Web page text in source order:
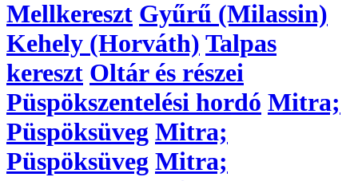
Mellkereszt Gyűrű (Milassin)
Kehely (Horváth) Talpas
kereszt Oltár és részei
Püspökszentelési hordó Mitra;
Püspöksüveg Mitra;
Püspöksüveg Mitra;